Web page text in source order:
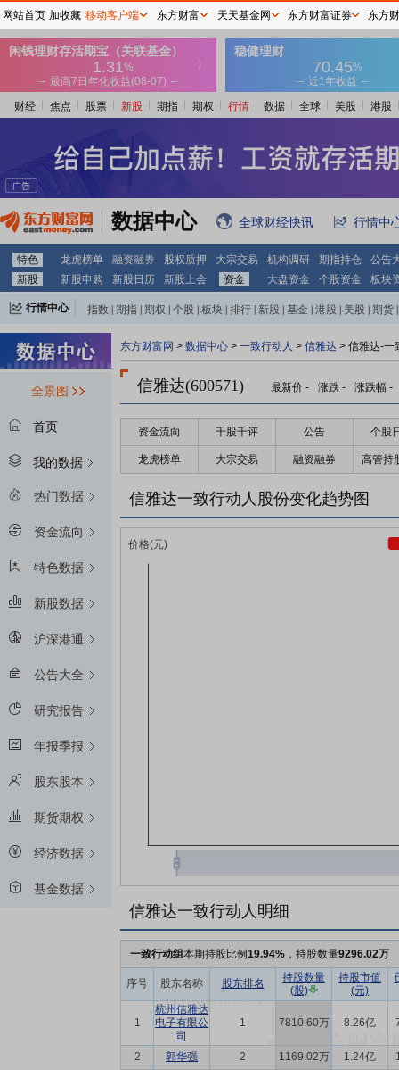
财经 焦点 股票 新股 期指 期权 行情 数据 全球 美股 港股
数据中心 全球财经快讯 行情中
特色 龙虎榜单 融资融券 股权质押 大宗交易 机构调研 期指持仓
公告
新股
新股申购 新股日历 新股上会 资金 大盘资金 个股资金 板块
行情中心 指数 期指 期权 个股 板块 排行 新股 基金 港股 美股 期货
全景图
首页
我的数据
热门数据
资金流向
特色数据
新股数据
沪深港通
公告大全
研究报告
年报季报
股东股本
期货期权
经济数据
基金数据
东方财富网 > 数据中心 > 一致行动人 > 信雅达 > 信雅达-一
信雅达(600571) 最新价 - 涨跌 - 涨跌幅 -
资金流向 千股千评 公告 个股
龙虎榜单 大宗交易 融资融券 高管持
信雅达一致行动人股份变化趋势图
信雅达一致行动人明细
一致行动组本期持股比例19.94% ，持股数量9296.02万
序号 股东名称 股东排名
持股数量
(股)
持股市值
(元)
1
杭州信雅达
电子有限公
司
1 7810.60万 8.26亿
2 郭华强 2 1169.02万 1.24亿
网站首页 加收藏 移动客户端 东方财富 天天基金网 东方财富证券 东方